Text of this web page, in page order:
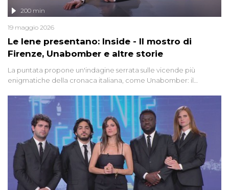
Le Iene presentano: Inside - Il mostro di
Firenze, Unabomber e altre storie
200 min
19 maggio 2026
La puntata propone un'indagine serrata sulle vicende più
enigmatiche della cronaca italiana, come Unabomber: il
'90 e il 2000 che, inquietantemente, potrebbe essere ancora in
libertà. Lo speciale affronta inoltre le zone d'ombra sul Mostro di
Firenze, le cui responsabilità appaiono ancora oggi avvolte in un
groviglio di dubbi mai chiariti. Nel corso dello speciale anche
l'intervista inedita a Olindo Romano, realizzata ne...